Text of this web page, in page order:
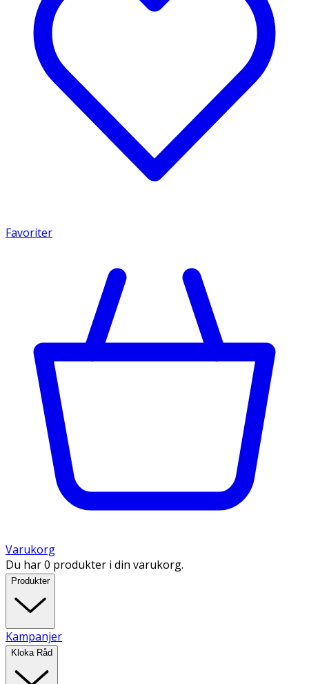
Favoriter
Varukorg
Du har 0 produkter i din varukorg.
Produkter
Kampanjer
Kloka Råd